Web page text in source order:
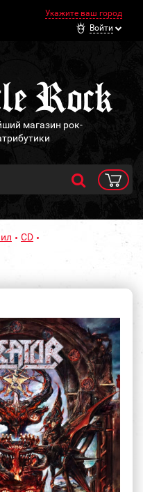
Укажите ваш город
Войти
магазин рок-
CD